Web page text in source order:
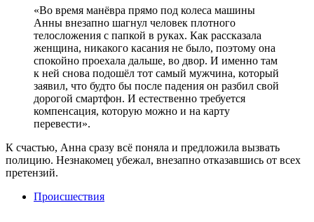
«Во время манёвра прямо под колеса машины
Анны внезапно шагнул человек плотного
телосложения с папкой в руках. Как рассказала
женщина, никакого касания не было, поэтому она
спокойно проехала дальше, во двор. И именно там
к ней снова подошёл тот самый мужчина, который
заявил, что будто бы после падения он разбил свой
дорогой смартфон. И естественно требуется
компенсация, которую можно и на карту
перевести».
К счастью, Анна сразу всё поняла и предложила вызвать
полицию. Незнакомец убежал, внезапно отказавшись от всех
претензий.
Происшествия